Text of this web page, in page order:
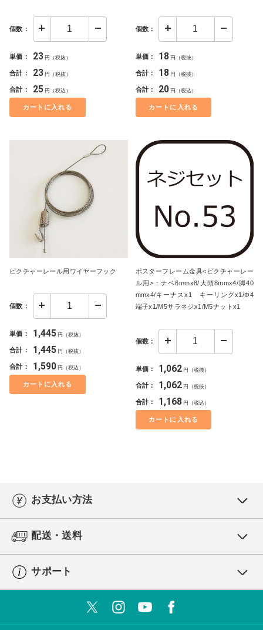
個数：
単価： 23 円（税抜）
合計： 23 円（税抜）
合計： 25 円（税込）
カートに入れる
個数：
単価： 18 円（税抜）
合計： 18 円（税抜）
合計： 20 円（税込）
カートに入れる
ピクチャーレール用ワイヤーフック
個数：
単価： 1,445 円（税抜）
合計： 1,445 円（税抜）
合計： 1,590 円（税込）
カートに入れる
ポスターフレーム金具<ピクチャーレー
ル用>：ナベ6mmx8/大頭8mmx4/脚40
mmx4/キーナスx1　キーリングx1/Φ4
端子x1/M5サラネジx1/M5ナットx1
個数：
単価： 1,062 円（税抜）
合計： 1,062 円（税抜）
合計： 1,168 円（税込）
カートに入れる
お支払い方法
配送・送料
サポート